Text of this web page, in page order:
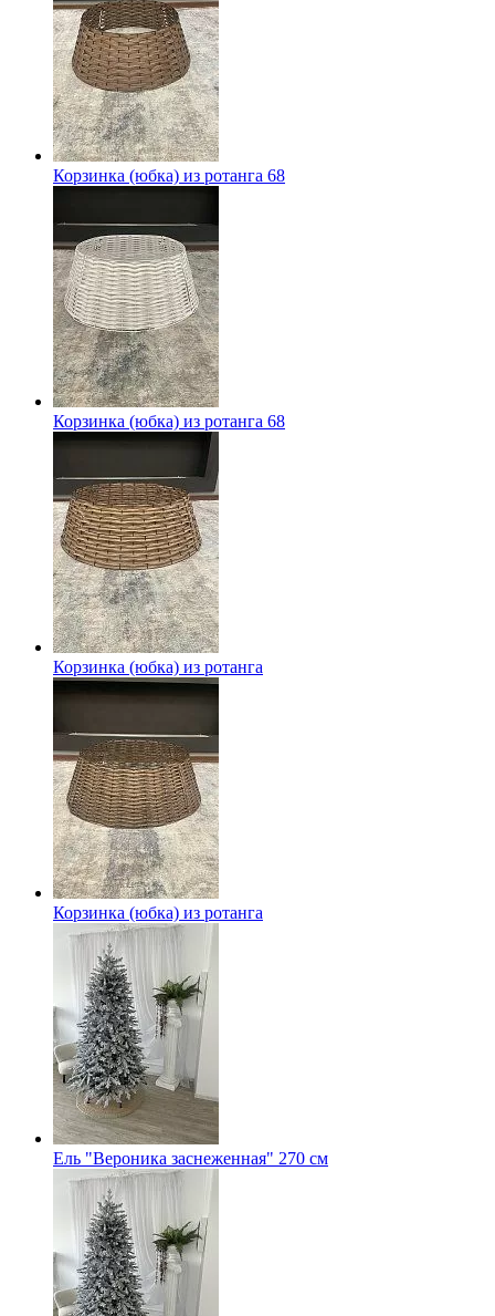
Корзинка (юбка) из ротанга 68
Корзинка (юбка) из ротанга 68
Корзинка (юбка) из ротанга
Корзинка (юбка) из ротанга
Ель "Вероника заснеженная" 270 см